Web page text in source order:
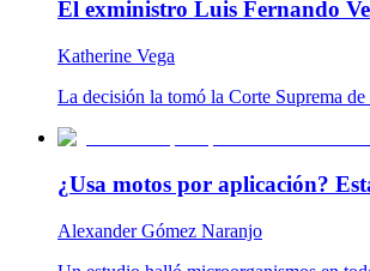
El exministro Luis Fernando
Katherine Vega
La decisión la tomó la Corte Suprema
¿Usa motos por aplicación?
Alexander Gómez Naranjo